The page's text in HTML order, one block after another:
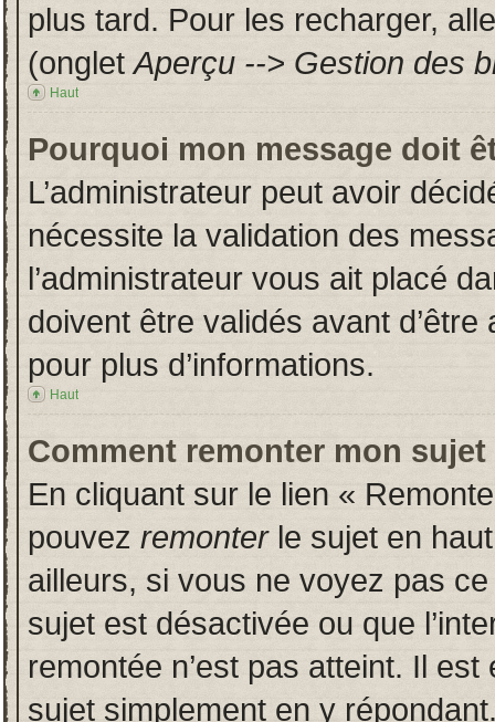
plus tard. Pour les recharger,
(ongletAperçu --> Gestion des
Haut
Pourquoi mon message doit
L’administrateur peut avoir
nécessite la validation des
l’administrateur vous ait placé
doivent être validés avant
pour plus d’informations.
Haut
Comment remonter mon sujet
En cliquant sur le lien «
pouvez remonterle sujet en
ailleurs, si vous ne voyez pas
sujet est désactivée ou que
remontée n’est pas atteint. Il
sujet simplement en y